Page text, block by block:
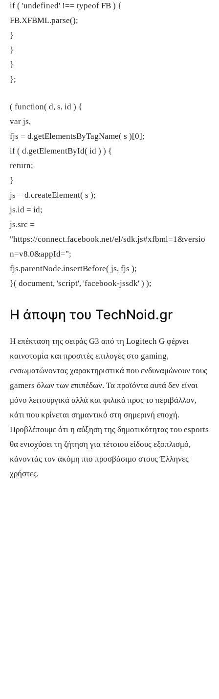
if ( 'undefined' !== typeof FB ) {
FB.XFBML.parse();
}
}
}
};
( function( d, s, id ) {
var js,
fjs = d.getElementsByTagName( s )[0];
if ( d.getElementById( id ) ) {
return;
}
js = d.createElement( s );
js.id = id;
js.src =
"https://connect.facebook.net/el/sdk.js#xfbml=1&versio
n=v8.0&appId=";
fjs.parentNode.insertBefore( js, fjs );
}( document, 'script', 'facebook-jssdk' ) );
Η άποψη του TechNoid.gr
Η επέκταση της σειράς G3 από τη Logitech G φέρνει
καινοτομία και προσιτές επιλογές στο gaming,
ενσωματώνοντας χαρακτηριστικά που ενδυναμώνουν τους
gamers όλων των επιπέδων. Τα προϊόντα αυτά δεν είναι
μόνο λειτουργικά αλλά και φιλικά προς το περιβάλλον,
κάτι που κρίνεται σημαντικό στη σημερινή εποχή.
Προβλέπουμε ότι η αύξηση της δημοτικότητας του esports
θα ενισχύσει τη ζήτηση για τέτοιου είδους εξοπλισμό,
κάνοντάς τον ακόμη πιο προσβάσιμο στους Έλληνες
χρήστες.